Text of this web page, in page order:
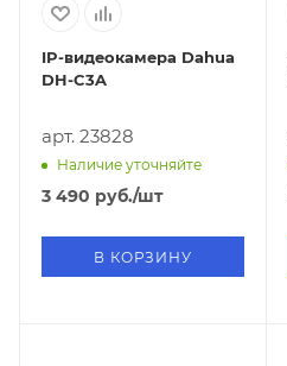
IP-видеокамера Dahua
DH-C3A
арт. 23828
Наличие уточняйте
3 490 руб./шт
В КОРЗИНУ